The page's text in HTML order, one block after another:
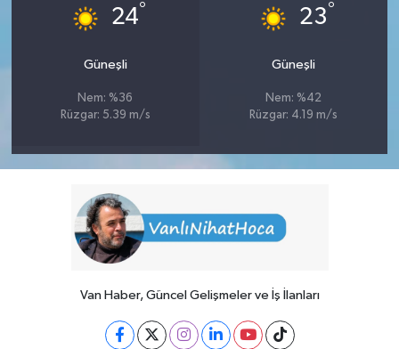
24°
Güneşli
Nem: %36
Rüzgar: 5.39 m/s
23°
Güneşli
Nem: %42
Rüzgar: 4.19 m/s
Van Haber, Güncel Gelişmeler ve İş İlanları